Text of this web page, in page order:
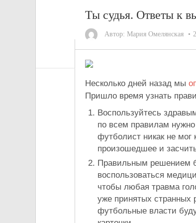
Ты судья. Ответы к
Автор: Мария Омелянская
Несколько дней назад мы
Пришло время узнать
Воспользуйтесь
по всем правилам
футболист никак не мог
произошедшее и
Правильным решением
воспользоваться
чтобы любая травма
уже принятых странных
футбольные власти